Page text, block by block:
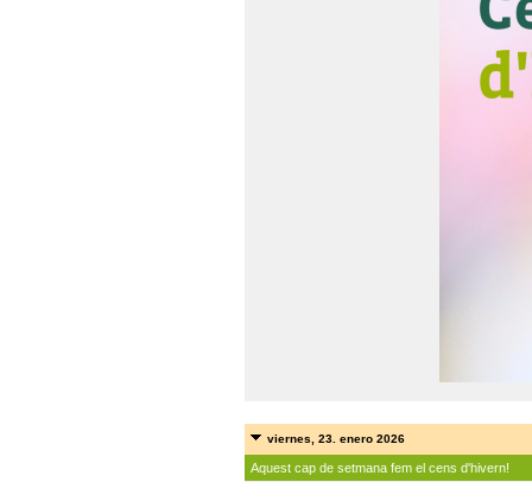
viernes, 23. enero 2026
Aquest cap de setmana fem el cens d'hivern!